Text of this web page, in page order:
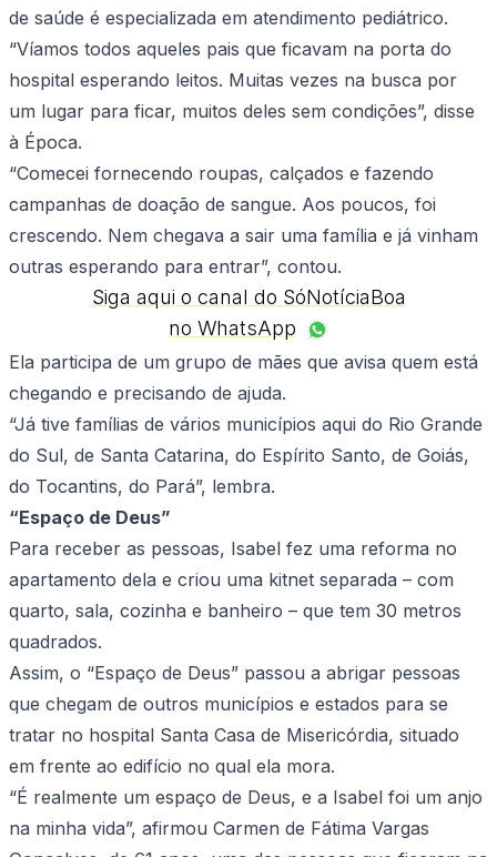
de saúde é especializada em atendimento pediátrico.
“Víamos todos aqueles pais que ficavam na porta do
hospital esperando leitos. Muitas vezes na busca por
um lugar para ficar, muitos deles sem condições”, disse
à Época.
“Comecei fornecendo roupas, calçados e fazendo
campanhas de doação de sangue. Aos poucos, foi
crescendo. Nem chegava a sair uma família e já vinham
outras esperando para entrar”, contou.
Siga aqui o canal do SóNotíciaBoa
no WhatsApp
Ela participa de um grupo de mães que avisa quem está
chegando e precisando de ajuda.
“Já tive famílias de vários municípios aqui do Rio Grande
do Sul, de Santa Catarina, do Espírito Santo, de Goiás,
do Tocantins, do Pará”, lembra.
“Espaço de Deus”
Para receber as pessoas, Isabel fez uma reforma no
apartamento dela e criou uma kitnet separada – com
quarto, sala, cozinha e banheiro – que tem 30 metros
quadrados.
Assim, o “Espaço de Deus” passou a abrigar pessoas
que chegam de outros municípios e estados para se
tratar no hospital Santa Casa de Misericórdia, situado
em frente ao edifício no qual ela mora.
“É realmente um espaço de Deus, e a Isabel foi um anjo
na minha vida”, afirmou Carmen de Fátima Vargas